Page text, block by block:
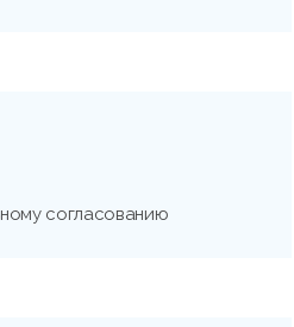
согласованию